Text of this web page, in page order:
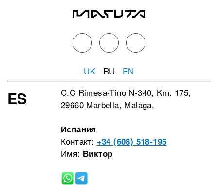
UK RU EN
ES
C.C Rimesa-Tino N-340, Km. 175,
29660 Marbella, Malaga,
Испания
Контакт: +34 (608) 518-195
Имя: Виктор